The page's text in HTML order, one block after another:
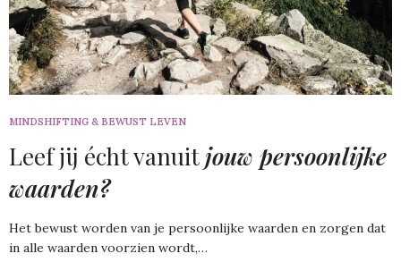
MINDSHIFTING & BEWUST LEVEN
Leef jij écht vanuitjouw persoonlijke
waarden?
Het bewust worden van je persoonlijke waarden en zorgen dat
in alle waarden voorzien wordt,…